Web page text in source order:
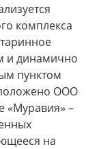
комплекса
и динамично
пунктом
ООО
«Муравия» –
на